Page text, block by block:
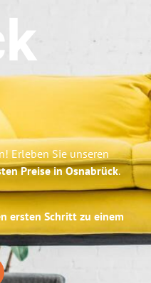
Erleben Sie unseren
Preise in Osnabrück.
ersten Schritt zu einem